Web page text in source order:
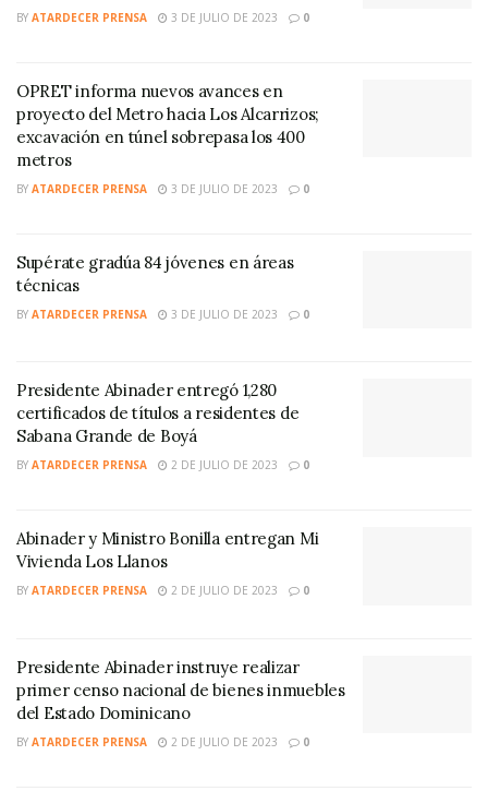
BY ATARDECER PRENSA 3 DE JULIO DE 2023 0
OPRET informa nuevos avances en
proyecto del Metro hacia Los Alcarrizos;
excavación en túnel sobrepasa los 400
metros
BY ATARDECER PRENSA 3 DE JULIO DE 2023 0
Supérate gradúa 84 jóvenes en áreas
técnicas
BY ATARDECER PRENSA 3 DE JULIO DE 2023 0
Presidente Abinader entregó 1,280
certificados de títulos a residentes de
Sabana Grande de Boyá
BY ATARDECER PRENSA 2 DE JULIO DE 2023 0
Abinader y Ministro Bonilla entregan Mi
Vivienda Los Llanos
BY ATARDECER PRENSA 2 DE JULIO DE 2023 0
Presidente Abinader instruye realizar
primer censo nacional de bienes inmuebles
del Estado Dominicano
BY ATARDECER PRENSA 2 DE JULIO DE 2023 0